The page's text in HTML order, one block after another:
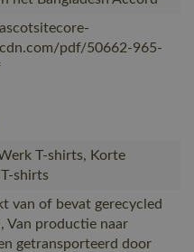
pdf/50662-965-
T-shirts, Korte
shirts
van of bevat gerecycled
Van productie naar
getransporteerd door